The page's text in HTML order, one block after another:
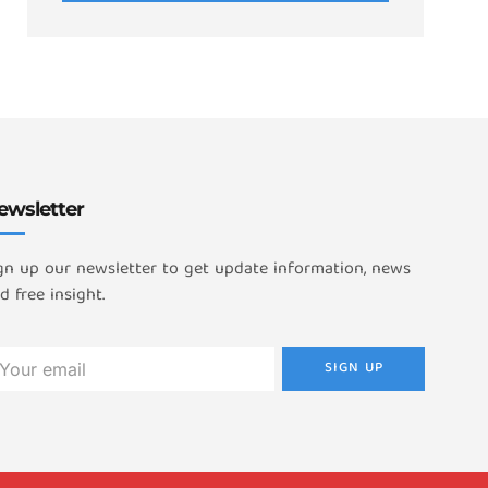
up our newsletter to get update information, news
free insight.
SIGN UP